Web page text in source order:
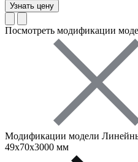
Узнать цену
Посмотреть модификации
Модификации модели
49х70х3000 мм